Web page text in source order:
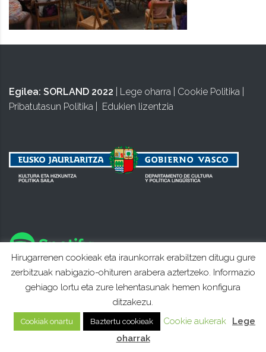
Egilea: SORLAND 2022 Lege oharra Cookie Politika
Pribatutasun Politika
Edukien lizentzia
Hirugarrenen cookieak eta iraunkorrak erabiltzen ditugu gure
zerbitzuak nabigazio-ohituren arabera aztertzeko. Informazio
gehiago lortu eta zure lehentasunak hemen konfigura
ditzakezu.
Cookiak onartu Baztertu cookieak Cookie aukerak
Lege
oharrak